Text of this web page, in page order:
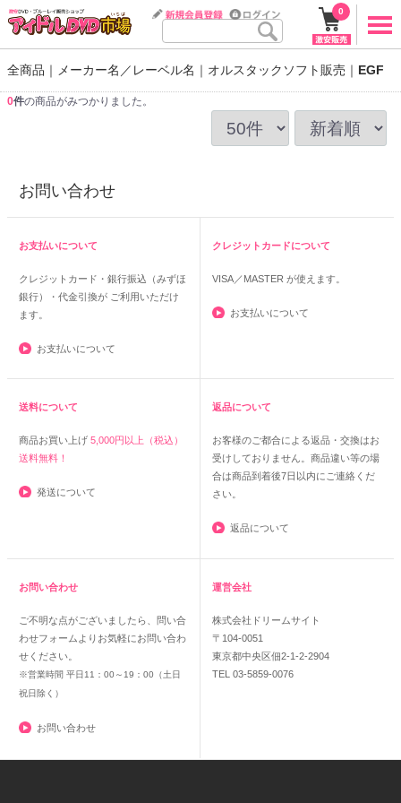
0
全商品 メーカー名／レーベル名 オルスタックソフト販売 EGF
0件の商品がみつかりました。
お問い合わせ
お支払いについて
クレジットカード・銀行振込（みずほ
銀行）・代金引換が ご利用いただけ
ます。
お支払いについて
クレジットカードについて
VISA／MASTER が使えます。
お支払いについて
送料について
商品お買い上げ 5,000円以上（税込）
送料無料！
発送について
返品について
お客様のご都合による返品・交換はお
受けしておりません。商品違い等の場
合は商品到着後7日以内にご連絡くだ
さい。
返品について
お問い合わせ
ご不明な点がございましたら、問い合
わせフォームよりお気軽にお問い合わ
せください。
※営業時間 平日11：00～19：00（土日
祝日除く）
お問い合わせ
運営会社
株式会社ドリームサイト
〒104-0051
東京都中央区佃2-1-2-2904
TEL 03-5859-0076